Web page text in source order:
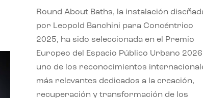
Round About Baths, la instalación
por Leopold Banchini para Concéntrico
2025, ha sido seleccionada en el Premio
Europeo del Espacio Público Urbano
uno de los reconocimientos
más relevantes dedicados a la creación,
recuperación y transformación de los